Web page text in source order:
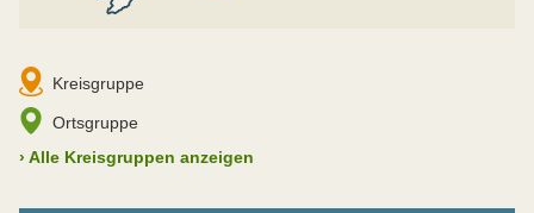
Kreisgruppe
Ortsgruppe
› Alle Kreisgruppen anzeigen